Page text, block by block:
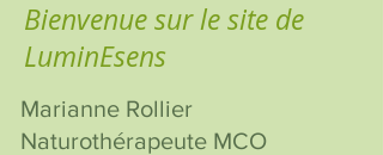
Bienvenue sur le site de
LuminEsens
Marianne Rollier
Naturothérapeute MCO